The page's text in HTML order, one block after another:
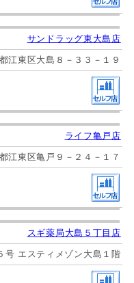
サンドラッグ東大島店
江東区大島８－３３－１９
ライフ亀戸店
江東区亀戸９－２４－１７
スギ薬局大島５丁目店
号 エスティメゾン大島１階